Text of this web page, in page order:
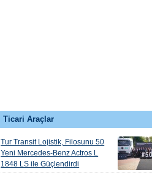
Ticari Araçlar
Tur Transit Lojistik, Filosunu 50
Yeni Mercedes-Benz Actros L
1848 LS ile Güçlendirdi